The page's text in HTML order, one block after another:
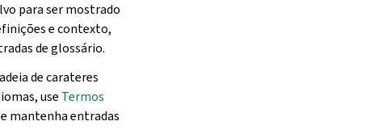
para ser mostrado
e contexto,
de glossário.
de carateres
use Termos
mantenha entradas